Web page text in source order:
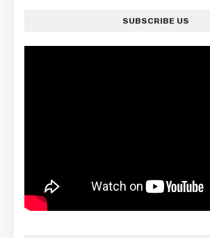
SUBSCRIBE US